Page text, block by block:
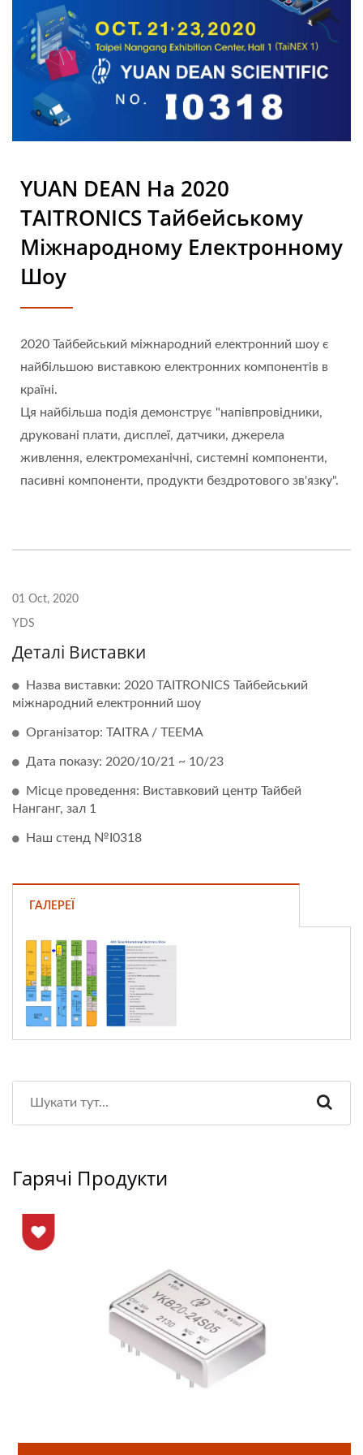
CO., LTD.
YUAN DEAN На 2020
TAITRONICS Тайбейському
Міжнародному Електронному
Шоу
2020 Тайбейський міжнародний електронний шоу є
найбільшою виставкою електронних компонентів в
країні.
Ця найбільша подія демонструє "напівпровідники,
друковані плати, дисплеї, датчики, джерела
живлення, електромеханічні, системні компоненти,
пасивні компоненти, продукти бездротового зв'язку".
01 Oct, 2020
YDS
Деталі Виставки
Назва виставки: 2020 TAITRONICS Тайбейський
міжнародний електронний шоу
Організатор: TAITRA / TEEMA
Дата показу: 2020/10/21 ~ 10/23
Місце проведення: Виставковий центр Тайбей
Нанганг, зал 1
Наш стенд №I0318
ГАЛЕРЕЇ
Гарячі Продукти